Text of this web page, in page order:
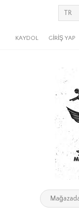
KAYDOL GIRIŞ YAP